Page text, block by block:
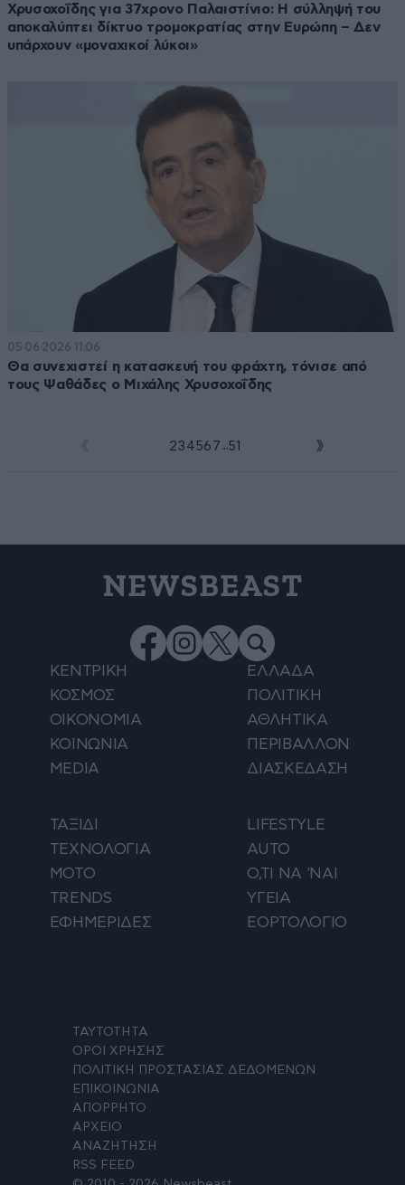
Χρυσοχοΐδης για 37χρονο Παλαιστίνιο: Η σύλληψή του
αποκαλύπτει δίκτυο τρομοκρατίας στην Ευρώπη – Δεν
υπάρχουν «μοναχικοί λύκοι»
05·06·2026 11:06
Θα συνεχιστεί η κατασκευή του φράχτη, τόνισε από
τους Ψαθάδες ο Μιχάλης Χρυσοχοΐδης
23 4 56 7 ...51
NEWSBEAST
ΚΕΝΤΡΙΚΗ
ΕΛΛΑΔΑ
ΚΟΣΜΟΣ
ΠΟΛΙΤΙΚΗ
ΟΙΚΟΝΟΜΙΑ
ΑΘΛΗΤΙΚΑ
ΚΟΙΝΩΝΙΑ
ΠΕΡΙΒΑΛΛΟΝ
MEDIA
ΔΙΑΣΚΕΔΑΣΗ
ΤΑΞΙΔΙ
LIFESTYLE
ΤΕΧΝΟΛΟΓΙΑ
AUTO
ΜΟΤΟ
Ο,ΤΙ ΝΑ 'ΝΑΙ
TRENDS
ΥΓΕΙΑ
ΕΦΗΜΕΡΙΔΕΣ
ΕΟΡΤΟΛΟΓΙΟ
ΤΑΥΤΟΤΗΤΑ
ΟΡΟΙ ΧΡΗΣΗΣ
ΠΟΛΙΤΙΚΗ ΠΡΟΣΤΑΣΙΑΣ ΔΕΔΟΜΕΝΩΝ
ΕΠΙΚΟΙΝΩΝΙΑ
ΑΠΟΡΡΗΤΟ
ΑΡΧΕΙΟ
ΑΝΑΖΗΤΗΣΗ
RSS FEED